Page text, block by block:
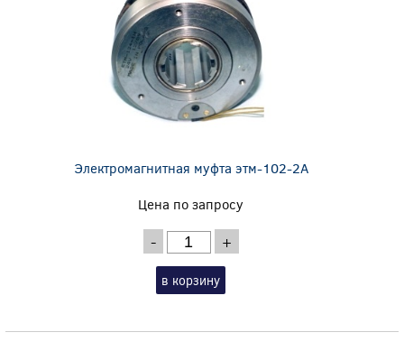
Электромагнитная муфта этм-102-2А
Цена по запросу
- +
в корзину